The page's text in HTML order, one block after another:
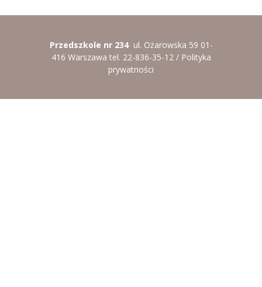
Przedszkole nr 234 ul. Ożarowska 59 01-
416 Warszawa tel. 22-836-35-12 / Polityka
prywatności